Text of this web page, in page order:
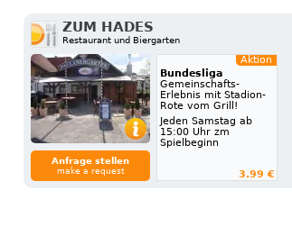
ZUM HADES
Restaurant und Biergarten
Anfrage stellen
make a request
Aktion
Bundesliga
Gemeinschafts-
Erlebnis mit Stadion-
Rote vom Grill!
Jeden Samstag ab
15:00 Uhr zm
Spielbeginn
3.99 €